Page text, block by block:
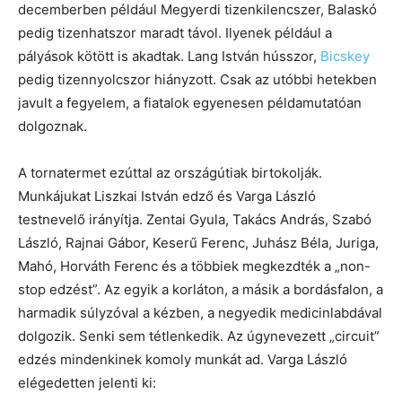
decemberben például Megyerdi tizenkilencszer, Balaskó
pedig tizenhatszor maradt távol. Ilyenek például a
pályások kötött is akadtak. Lang István hússzor, Bicskey
pedig tizennyolcszor hiányzott. Csak az utóbbi hetekben
javult a fegyelem, a fiatalok egyenesen példamutatóan
dolgoznak.
A tornatermet ezúttal az országútiak birtokolják.
Munkájukat Liszkai István edző és Varga László
testnevelő irányítja. Zentai Gyula, Takács András, Szabó
László, Rajnai Gábor, Keserű Ferenc, Juhász Béla, Juriga,
Mahó, Horváth Ferenc és a többiek megkezdték a „non-
stop edzést”. Az egyik a korláton, a másik a bordásfalon, a
harmadik súlyzóval a kézben, a negyedik medicinlabdával
dolgozik. Senki sem tétlenkedik. Az úgynevezett „circuit”
edzés mindenkinek komoly munkát ad. Varga László
elégedetten jelenti ki: